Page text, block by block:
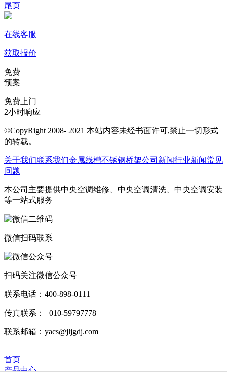
尾页
在线客服
获取报价
免费
预案
免费上门
2小时响应
©CopyRight 2008- 2021 本站内容未经书面许可,禁止一切形式
的转载。
关于我们联系我们金属线槽不锈钢桥架公司新闻行业新闻常见
问题
本公司主要提供中央空调维修、中央空调清洗、中央空调安装
等一站式服务
微信扫码联系
扫码关注微信公众号
联系电话：400-898-0111
传真联系：+010-59797778
联系邮箱：yacs@jljgdj.com
首页
产品中心